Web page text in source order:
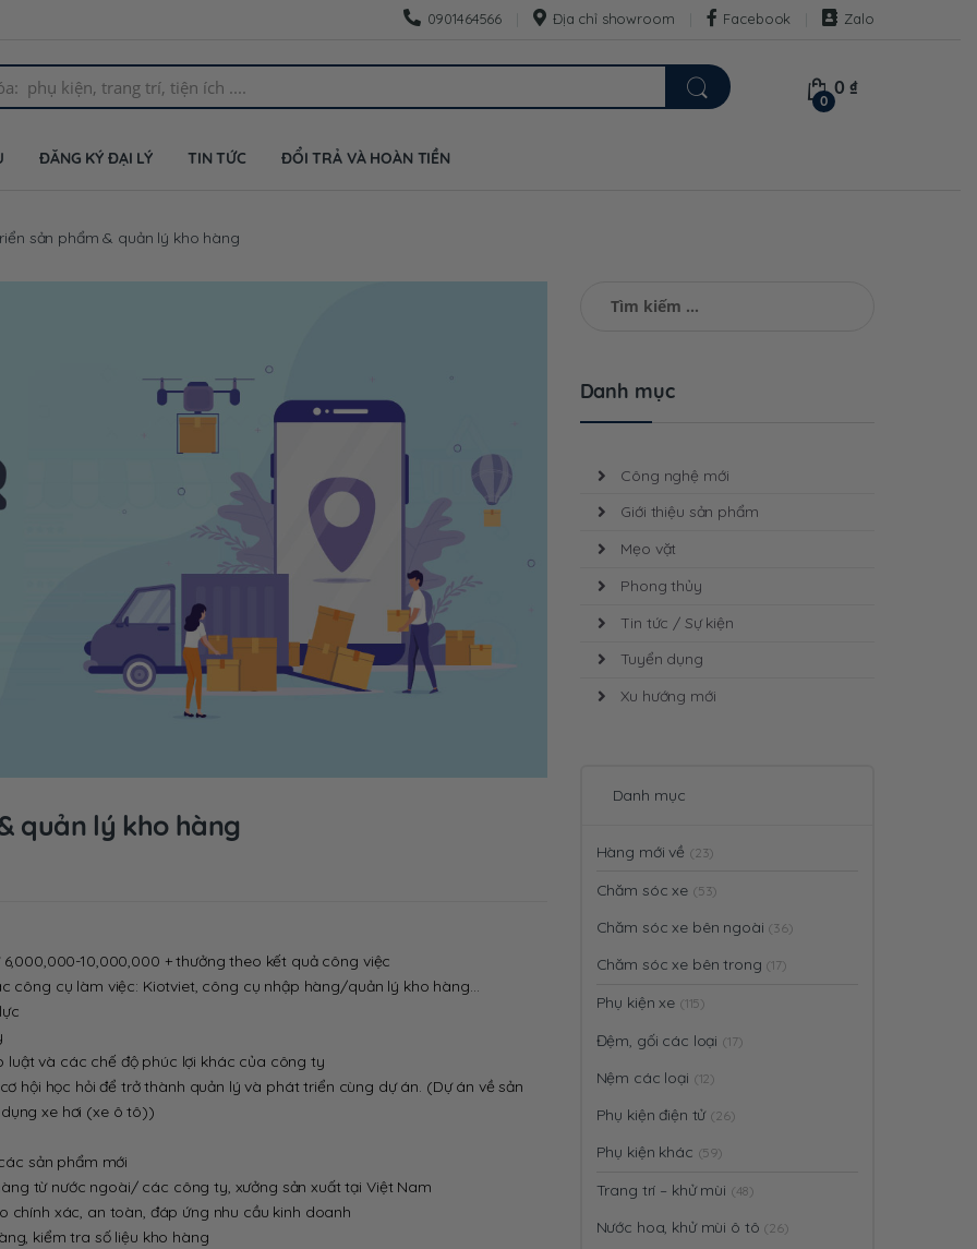
0901464566 Địa chỉ showroom Facebook Zalo
0
0 ₫
ĐĂNG KÝ ĐẠI LÝ TIN TỨC ĐỔI TRẢ VÀ HOÀN TIỀN
sản phẩm & quản lý kho hàng
quản lý kho hàng
10,000,000 + thưởng theo kết quả công việc
công cụ làm việc: Kiotviet, công cụ nhập hàng/quản lý kho hàng…
và các chế độ phúc lợi khác của công ty
hội học hỏi để trở thành quản lý và phát triển cùng dự án. (Dự án về sản
xe hơi (xe ô tô))
sản phẩm mới
từ nước ngoài/ các công ty, xưởng sản xuất tại Việt Nam
chính xác, an toàn, đáp ứng nhu cầu kinh doanh
kiểm tra số liệu kho hàng
kiếm
Danh mục
Công nghệ mới
Giới thiệu sản phẩm
Mẹo vặt
Phong thủy
Tin tức / Sự kiện
Tuyển dụng
Xu hướng mới
Danh mục
Hàng mới về (23)
Chăm sóc xe (53)
Chăm sóc xe bên ngoài (36)
Chăm sóc xe bên trong (17)
Phụ kiện xe (115)
Đệm, gối các loại (17)
Nệm các loại (12)
Phụ kiện điện tử (26)
Phụ kiện khác (59)
Trang trí – khử mùi (48)
Nước hoa, khử mùi ô tô (26)